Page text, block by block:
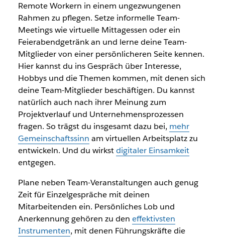
Remote Workern in einem ungezwungenen
Rahmen zu pflegen. Setze informelle Team-
Meetings wie virtuelle Mittagessen oder ein
Feierabendgetränk an und lerne deine Team-
Mitglieder von einer persönlicheren Seite kennen.
Hier kannst du ins Gespräch über Interesse,
Hobbys und die Themen kommen, mit denen sich
deine Team-Mitglieder beschäftigen. Du kannst
natürlich auch nach ihrer Meinung zum
Projektverlauf und Unternehmensprozessen
fragen. So trägst du insgesamt dazu bei, mehr
Gemeinschaftssinn am virtuellen Arbeitsplatz zu
entwickeln. Und du wirkstdigitaler Einsamkeit
entgegen.
Plane neben Team-Veranstaltungen auch genug
Zeit für Einzelgespräche mit deinen
Mitarbeitenden ein. Persönliches Lob und
Anerkennung gehören zu den effektivsten
Instrumenten, mit denen Führungskräfte die